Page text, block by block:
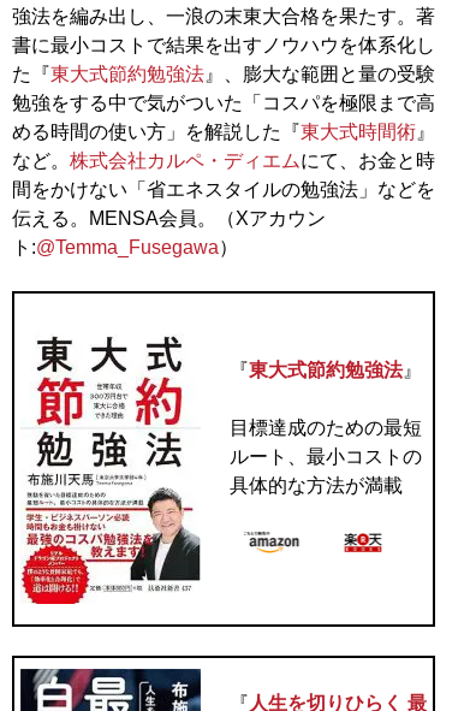
強法を編み出し、一浪の末東大合格を果たす。著
書に最小コストで結果を出すノウハウを体系化し
た『東大式節約勉強法 』、膨大な範囲と量の受験
勉強をする中で気がついた「コスパを極限まで高
める時間の使い方」を解説した『東大式時間術 』
など。 株式会社カルペ・ディエムにて、お金と時
間をかけない「省エネスタイルの勉強法」などを
伝える。MENSA会員。（Xアカウン
ト:@Temma_Fusegawa）
『東大式節約勉強法』
目標達成のための最短
ルート、最小コストの
具体的な方法が満載
『 人生を切りひらく 最